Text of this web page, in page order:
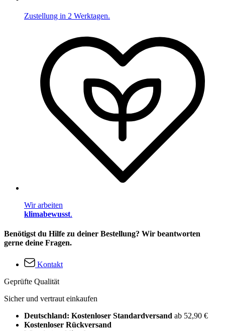
Zustellung in 2 Werktagen.
Wir arbeiten
klimabewusst.
Benötigst du Hilfe zu deiner Bestellung? Wir beantworten
gerne deine Fragen.
Kontakt
Geprüfte Qualität
Sicher und vertraut einkaufen
Deutschland: Kostenloser Standardversand ab 52,90 €
Kostenloser Rückversand